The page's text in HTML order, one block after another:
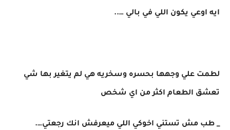
ايه اوعي يكون اللي في بالي …..
لطمت علي وجهها بحسره وسخريه هي لم يتغير بها شي
تعشق الطعام اكثر من اي شخص
_ طب مش تستني اخوكي اللي ميعرفش انك رجعتي….